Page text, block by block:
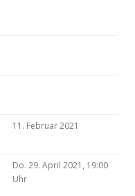
11. Februar 2021
Do. 29. April 2021, 19:00
Uhr